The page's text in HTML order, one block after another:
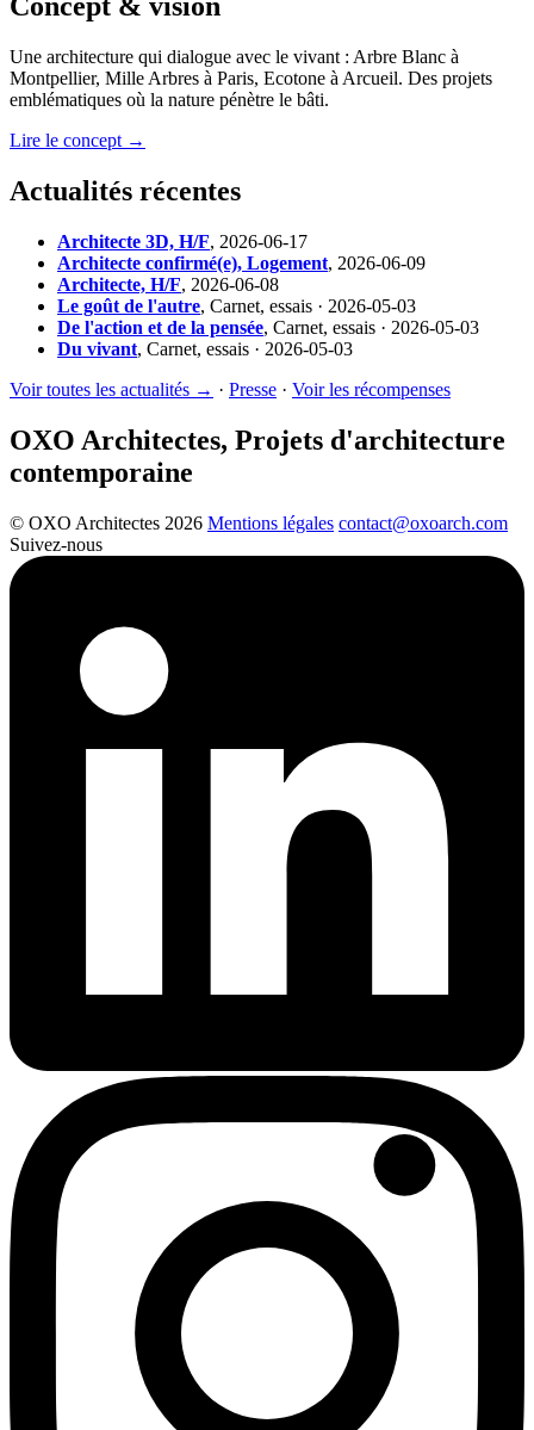
Concept & vision
Une architecture qui dialogue avec le vivant : Arbre Blanc à
Montpellier, Mille Arbres à Paris, Ecotone à Arcueil. Des projets
emblématiques où la nature pénètre le bâti.
Lire le concept →
Actualités récentes
Architecte 3D, H/F, 2026-06-17
Architecte confirmé(e), Logement, 2026-06-09
Architecte, H/F, 2026-06-08
Le goût de l'autre, Carnet, essais · 2026-05-03
De l'action et de la pensée, Carnet, essais · 2026-05-03
Du vivant, Carnet, essais · 2026-05-03
Voir toutes les actualités → · Presse · Voir les récompenses
OXO Architectes, Projets d'architecture
contemporaine
© OXO Architectes 2026 Mentions légales contact@oxoarch.com
Suivez-nous